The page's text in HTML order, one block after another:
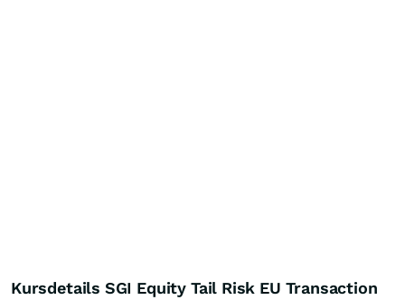
Kursdetails SGI Equity Tail Risk EU Transaction